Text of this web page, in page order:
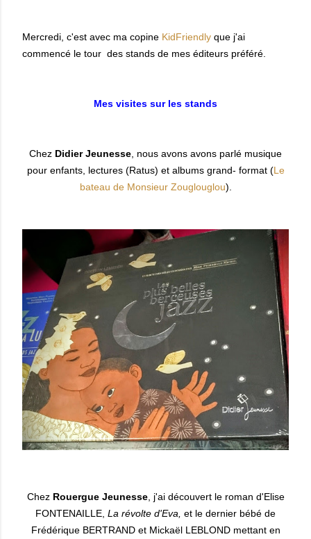
Mercredi, c'est avec ma copine KidFriendly que j'ai
commencé le tour des stands de mes éditeurs préféré.
Mes visites sur les stands
Chez Didier Jeunesse , nous avons avons parlé musique
pour enfants, lectures (Ratus) et albums grand- format (Le
bateau de Monsieur Zouglouglou).
ChezRouergue Jeunesse, j'ai découvert le roman d'Elise
FONTENAILLE, La révolte d'Eva, et le dernier bébé de
Frédérique BERTRAND et Mickaël LEBLOND mettant en